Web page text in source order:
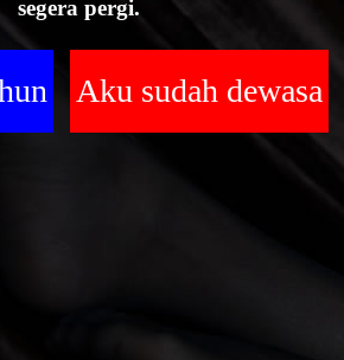
segera pergi.
Aku sudah dewasa